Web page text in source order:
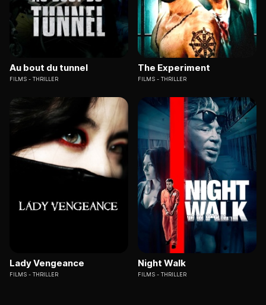
Au bout du tunnel
FILMS THRILLER
The Experiment
FILMS THRILLER
Lady Vengeance
FILMS THRILLER
Night Walk
FILMS THRILLER